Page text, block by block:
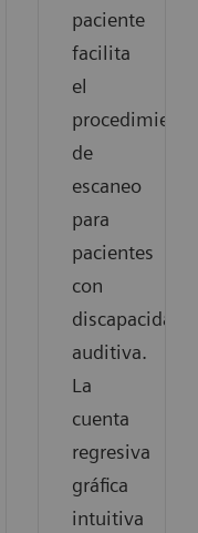
paciente
facilita
el
procedimiento
de
escaneo
para
pacientes
con
discapacidad
auditiva.
La
cuenta
regresiva
gráfica
intuitiva